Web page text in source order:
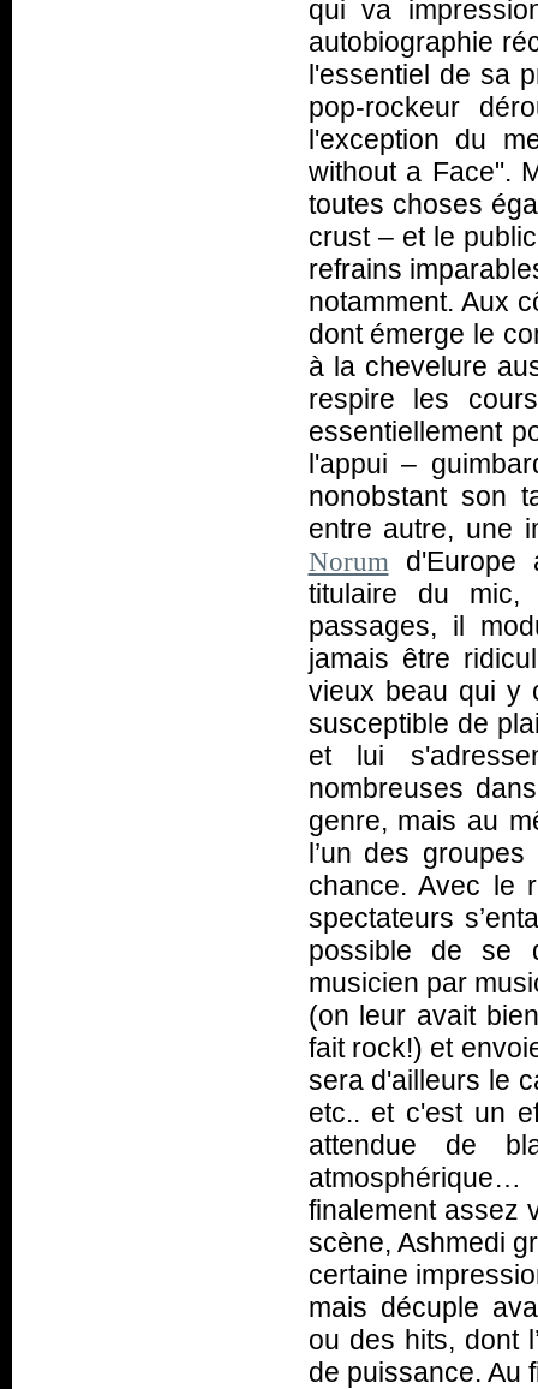
qui va
autobiographie
l'essentiel de sa
pop-rockeur
l'exception du
without a Face".
toutes choses
crust – et le
refrains
notamment. Aux
dont émerge le
à la chevelure
respire les
essentiellement
l'appui –
nonobstant son
entre autre, une
Norum d'Europe
titulaire du mic,
passages, il
jamais être
vieux beau qui y
susceptible de
et lui
nombreuses
genre, mais au
l’un des
chance. Avec le
spectateurs
possible de se
musicien par
(on leur avait
fait rock!) et
sera d'ailleurs le
etc.. et c'est un
attendue de
finalement assez
scène, Ashmedi
certaine
mais décuple
ou des hits, dont
de puissance. Au